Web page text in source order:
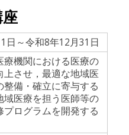
日～令和8年12月31日
療機関における医療の
上させ，最適な地域医
整備・確立に寄与する
域医療を担う医師等の
プログラムを開発する